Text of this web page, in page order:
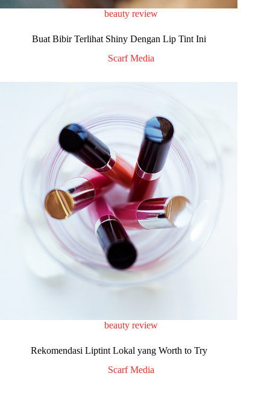
beauty review
Buat Bibir Terlihat Shiny Dengan Lip Tint Ini
Scarf Media
beauty review
Rekomendasi Liptint Lokal yang Worth to Try
Scarf Media